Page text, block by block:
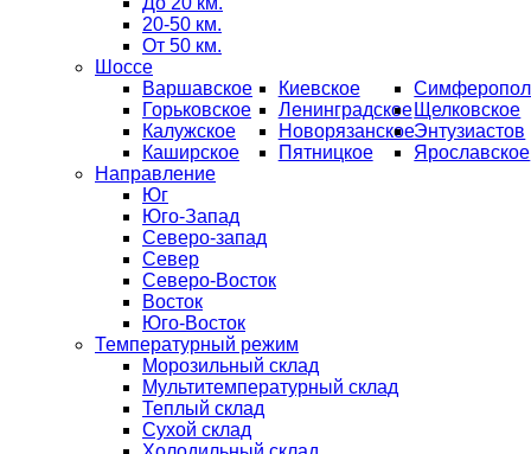
20-50 км.
От 50 км.
Шоссе
Варшавское
Горьковское
Калужское
Каширское
Киевское
Ленинградское
Новорязанское
Пятницкое
Щелковское
Энтузиастов
Ярославское
Направление
Юг
Юго-Запад
Северо-запад
Север
Северо-Восток
Восток
Юго-Восток
Температурный режим
Морозильный склад
Мультитемпературный склад
Теплый склад
Сухой склад